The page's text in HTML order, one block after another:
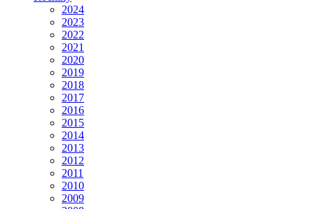
2024
2023
2022
2021
2020
2019
2018
2017
2016
2015
2014
2013
2012
2011
2010
2009